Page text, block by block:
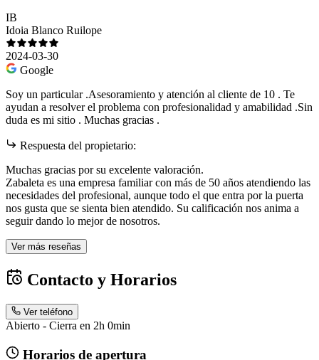
IB
Idoia Blanco Ruilope
2024-03-30
Google
Soy un particular .Asesoramiento y atención al cliente de 10 . Te
ayudan a resolver el problema con profesionalidad y amabilidad .Sin
duda es mi sitio . Muchas gracias .
Respuesta del propietario:
Muchas gracias por su excelente valoración.
Zabaleta es una empresa familiar con más de 50 años atendiendo las
necesidades del profesional, aunque todo el que entra por la puerta
nos gusta que se sienta bien atendido. Su calificación nos anima a
seguir dando lo mejor de nosotros.
Ver más reseñas
Contacto y Horarios
Ver teléfono
Abierto - Cierra en 2h 0min
Horarios de apertura